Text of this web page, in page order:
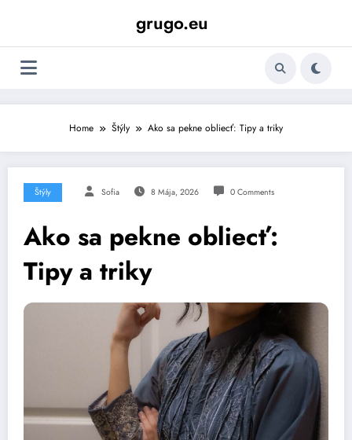
grugo.eu
Home Štýly Ako sa pekne obliecť: Tipy a triky
Štýly Sofia 8 Mája, 2026 0 Comments
Ako sa pekne obliecť:
Tipy a triky